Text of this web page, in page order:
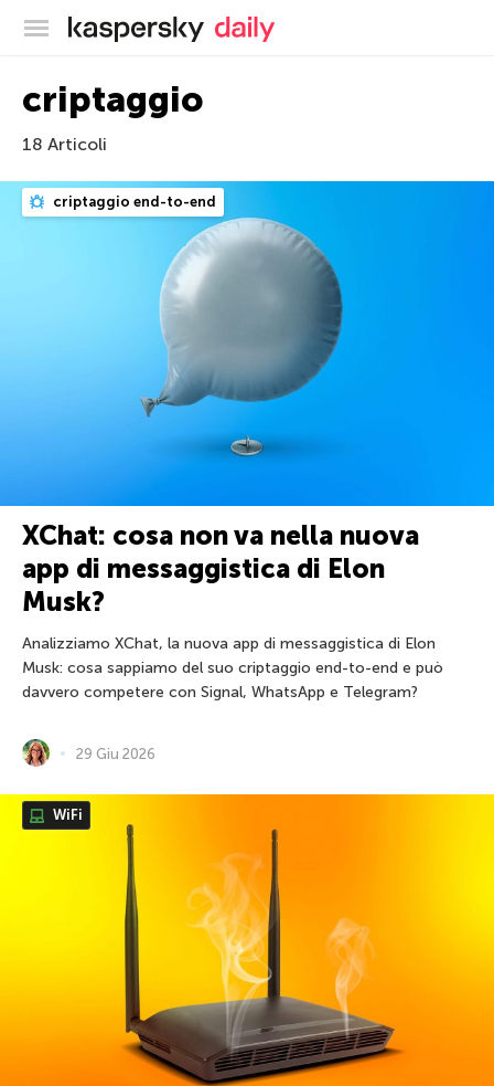
Blog ufficiale di Kaspersky
criptaggio
18 Articoli
criptaggio end-to-end
XChat: cosa non va nella nuova
app di messaggistica di Elon
Musk?
Analizziamo XChat, la nuova app di messaggistica di Elon
Musk: cosa sappiamo del suo criptaggio end-to-end e può
davvero competere con Signal, WhatsApp e Telegram?
29 Giu 2026
WiFi